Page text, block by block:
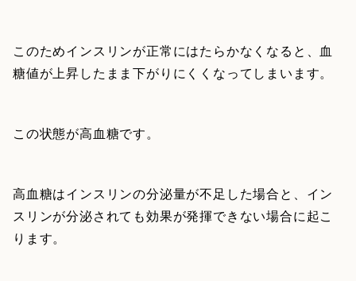
このためインスリンが正常にはたらかなくなると、血
糖値が上昇したまま下がりにくくなってしまいます。
この状態が高血糖です。
高血糖はインスリンの分泌量が不足した場合と、イン
スリンが分泌されても効果が発揮できない場合に起こ
ります。